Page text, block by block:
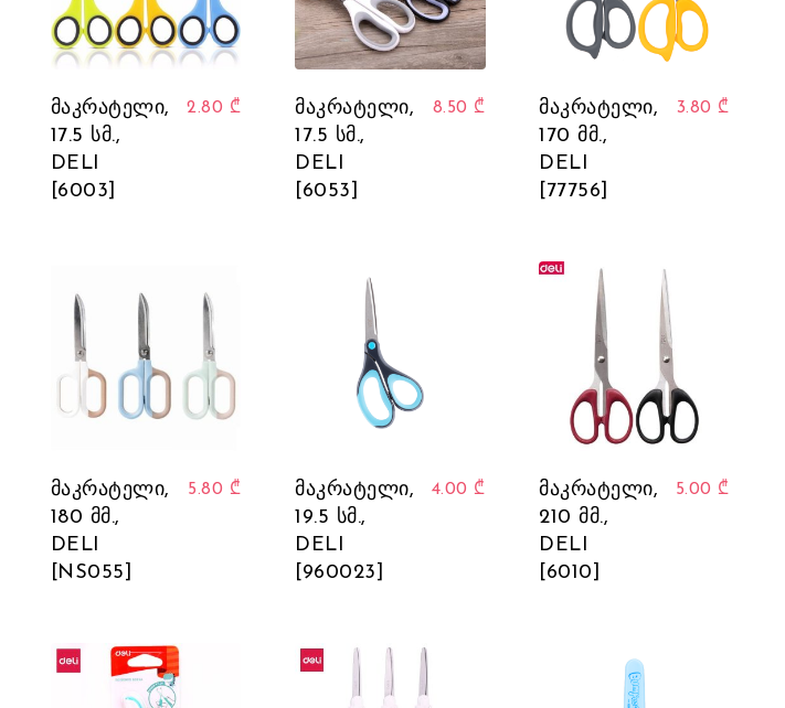
მაკრატელი,
17.5 სმ.,
DELI
[6003]
2.80 ₾
მაკრატელი,
17.5 სმ.,
DELI
[6053]
8.50 ₾
მაკრატელი,
170 მმ.,
DELI
[77756]
3.80 ₾
მაკრატელი,
180 მმ.,
DELI
[NS055]
5.80 ₾
მაკრატელი,
19.5 სმ.,
DELI
[960023]
4.00 ₾
მაკრატელი,
210 მმ.,
DELI
[6010]
5.00 ₾